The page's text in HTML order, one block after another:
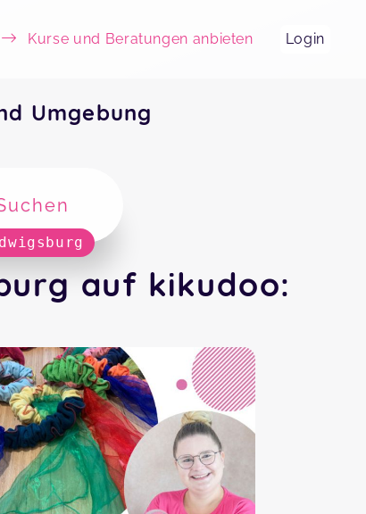
Kurse und Beratungen anbieten Login
Umgebung
auf kikudoo: